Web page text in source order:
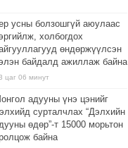
усны болзошгүй аюулаас
холбогдох
өндөржүүлсэн
байдалд ажиллаж байна
цаг 06 минут
адууны үнэ цэнийг
сурталчлах “Дэлхийн
өдөр”-т 15000 морьтон
байна